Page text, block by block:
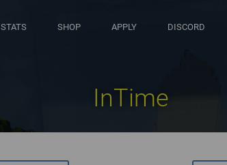
STATS SHOP APPLY DISCORD
InTime